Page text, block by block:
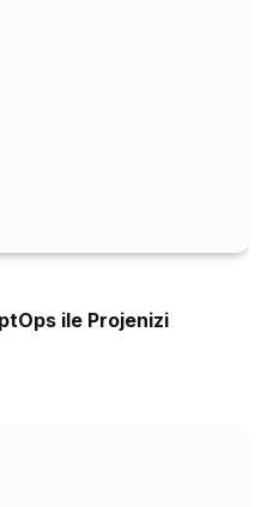
ile Projenizi